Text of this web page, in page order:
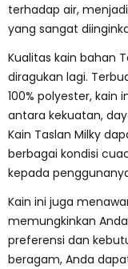
terhadap air,
yang sangat
Kualitas kain bahan
diragukan lagi.
100% polyester,
antara kekuatan,
Kain Taslan Milky
berbagai kondisi
kepada
Kain ini juga
memungkinkan
preferensi dan
beragam, Anda